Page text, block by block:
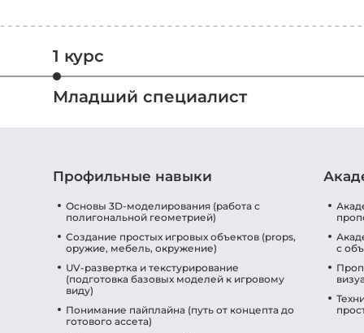
1 курс
Младший специалист
Профильные навыки
Основы 3D-моделирования (работа с
полигональной геометрией)
Создание простых игровых объектов (props,
оружие, мебель, окружение)
UV-развертка и текстурирование
(подготовка базовых моделей к игровому
виду)
Понимание пайплайна (путь от концепта до
готового ассета)
с